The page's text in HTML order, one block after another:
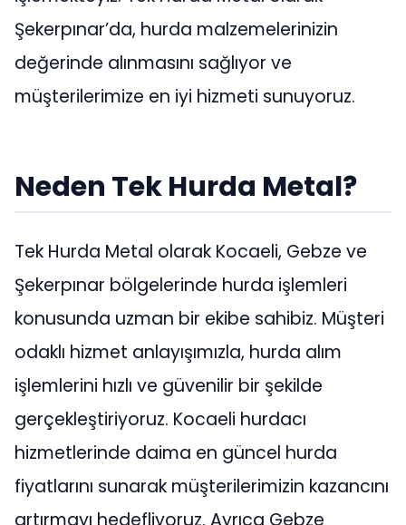
Şekerpınar’da, hurda malzemelerinizin
değerinde alınmasını sağlıyor ve
müşterilerimize en iyi hizmeti sunuyoruz.
Neden Tek Hurda Metal?
Tek Hurda Metal olarak Kocaeli, Gebze ve
Şekerpınar bölgelerinde hurda işlemleri
konusunda uzman bir ekibe sahibiz. Müşteri
odaklı hizmet anlayışımızla, hurda alım
işlemlerini hızlı ve güvenilir bir şekilde
gerçekleştiriyoruz. Kocaeli hurdacı
hizmetlerinde daima en güncel hurda
fiyatlarını sunarak müşterilerimizin kazancını
artırmayı hedefliyoruz. Ayrıca Gebze